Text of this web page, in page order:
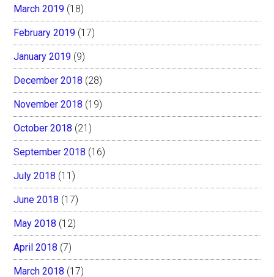
March 2019 (18)
February 2019 (17)
January 2019 (9)
December 2018 (28)
November 2018 (19)
October 2018 (21)
September 2018 (16)
July 2018 (11)
June 2018 (17)
May 2018 (12)
April 2018 (7)
March 2018 (17)